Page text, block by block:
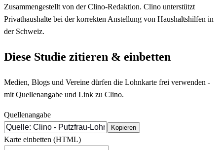
Zusammengestellt von der Clino-Redaktion. Clino unterstützt
Privathaushalte bei der korrekten Anstellung von Haushaltshilfen in
der Schweiz.
Diese Studie zitieren & einbetten
Medien, Blogs und Vereine dürfen die Lohnkarte frei verwenden -
mit Quellenangabe und Link zu Clino.
Quellenangabe
Kopieren
Karte einbetten (HTML)